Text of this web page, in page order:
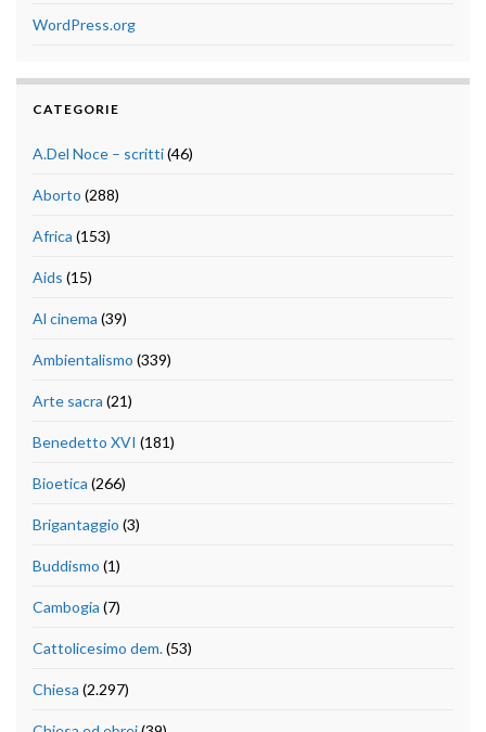
WordPress.org
CATEGORIE
A.Del Noce – scritti(46)
Aborto (288)
Africa (153)
Aids (15)
Al cinema (39)
Ambientalismo (339)
Arte sacra (21)
Benedetto XVI (181)
Bioetica (266)
Brigantaggio (3)
Buddismo (1)
Cambogia (7)
Cattolicesimo dem.(53)
Chiesa (2.297)